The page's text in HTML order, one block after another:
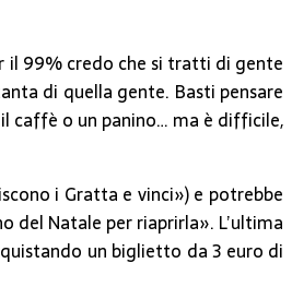
il 99% credo che si tratti di gente
di quella gente. Basti pensare
caffè o un panino… ma è difficile,
i Gratta e vinci») e potrebbe
del Natale per riaprirla». L’ultima
un biglietto da 3 euro di